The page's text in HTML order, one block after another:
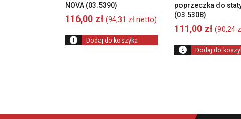
NOVA (03.5390)
116,00 zł (94,31 zł netto)
Dodaj do koszyka
poprzeczka do
(03.5308)
111,00 zł (90,24
Dodaj do